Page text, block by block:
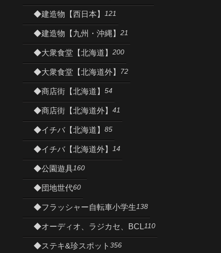
◆建造物【西日本】 121
◆建造物【九州・沖縄】 21
◆大衆食堂【北海道】 200
◆大衆食堂【北海道外】 72
◆商店街【北海道】 54
◆商店街【北海道外】 41
◆イチバ【北海道】 85
◆イチバ【北海道外】 14
◆公園遊具160
◆団地世代60
◆フラッシャー自転車小学生138
◆オーディオ、ラジカセ、BCL110
◆ステキ&珍スポット 356